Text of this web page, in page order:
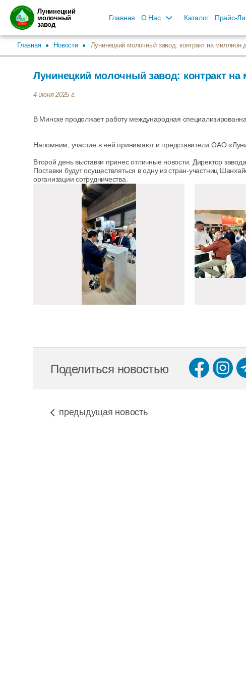
Лунинецкий
молочный
завод
Главная О Нас Каталог Прайс-
Главная Новости Лунинецкий молочный завод: контракт на миллион
Лунинецкий молочный завод: контракт
4 июня 2025 г.
В Минске продолжает работу международная
Напомним, участие в ней принимают и представители ОАО
Второй день выставки принес отличные новости. Директор
Поставки будут осуществляться в одну из стран-участниц
организации сотрудничества.
Поделиться новостью
предыдущая новость